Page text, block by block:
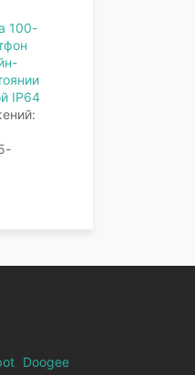
100-
IP64
Doogee